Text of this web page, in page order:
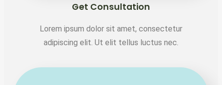
Get Consultation
Lorem ipsum dolor sit amet, consectetur
adipiscing elit. Ut elit tellus luctus nec.